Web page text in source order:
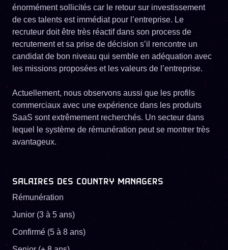
énormément sollicités car le retour sur investissement
de ces talents est immédiat pour l’entreprise. Le
recruteur doit être très réactif dans son process de
recrutement et sa prise de décision s’il rencontre un
candidat de bon niveau qui semble en adéquation avec
les missions proposées et les valeurs de l’entreprise.
Actuellement, nous observons aussi que les profils
commerciaux avec une expérience dans les produits
SaaS sont extrêmement recherchés. Un secteur dans
lequel le système de rémunération peut se montrer très
avantageux.
SALAIRES DES COUNTRY MANAGERS
Rémunération
Junior (3 à 5 ans)
Confirmé (5 à 8 ans)